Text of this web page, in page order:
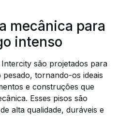
mecânica para
intenso
são projetados para
tornando-os ideais
e construções que
Esses pisos são
alta qualidade, duráveis e